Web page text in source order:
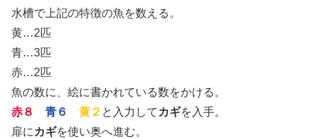
水槽で上記の特徴の魚を数える。
黄…2匹
青…3匹
赤…2匹
魚の数に、絵に書かれている数をかける。
赤８
青６ 黄２ と入力して カギを入手。
扉に カギを使い奥へ進む。